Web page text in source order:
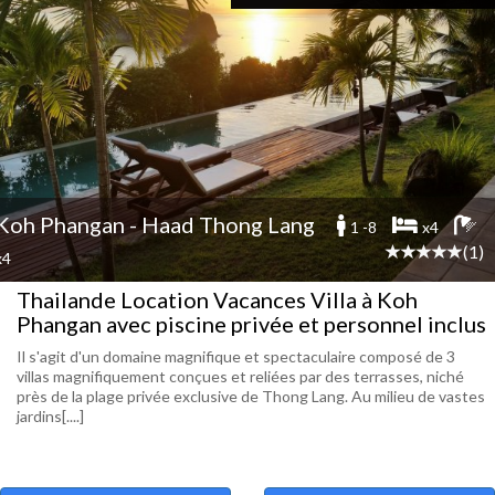
Phangan - Haad Thong Lang 1 -8
x4
(1)
Thailande Location Vacances Villa à Koh
Phangan avec piscine privée et personnel inclus
Il s'agit d'un domaine magnifique et spectaculaire composé de 3
villas magnifiquement conçues et reliées par des terrasses, niché
près de la plage privée exclusive de Thong Lang. Au milieu de vastes
jardins[....]